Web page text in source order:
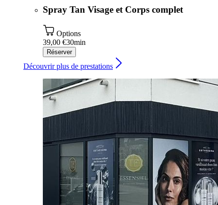
Spray Tan Visage et Corps complet
Options
39,00 €30min
Réserver
Découvrir plus de prestations